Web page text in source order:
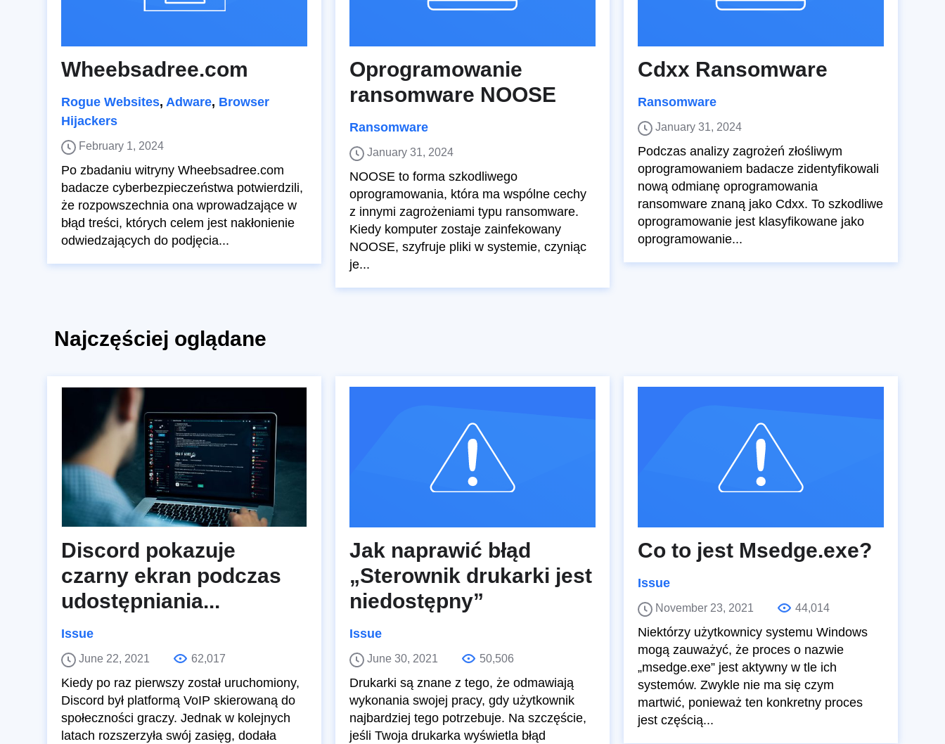
Wheebsadree.com
Rogue Websites, Adware, Browser
Hijackers
February 1, 2024
Po zbadaniu witryny Wheebsadree.com
badacze cyberbezpieczeństwa potwierdzili,
że rozpowszechnia ona wprowadzające w
błąd treści, których celem jest nakłonienie
odwiedzających do podjęcia...
Oprogramowanie
ransomware NOOSE
Ransomware
January 31, 2024
NOOSE to forma szkodliwego
oprogramowania, która ma wspólne cechy
z innymi zagrożeniami typu ransomware.
Kiedy komputer zostaje zainfekowany
NOOSE, szyfruje pliki w systemie, czyniąc
je...
Cdxx Ransomware
Ransomware
January 31, 2024
Podczas analizy zagrożeń złośliwym
oprogramowaniem badacze zidentyfikowali
nową odmianę oprogramowania
ransomware znaną jako Cdxx. To szkodliwe
oprogramowanie jest klasyfikowane jako
oprogramowanie...
Najczęściej oglądane
Discord pokazuje
czarny ekran podczas
udostępniania...
Issue
June 22, 2021 62,017
Kiedy po raz pierwszy został uruchomiony,
Discord był platformą VoIP skierowaną do
społeczności graczy. Jednak w kolejnych
latach rozszerzyła swój zasięg, dodała
Jak naprawić błąd
„Sterownik drukarki jest
niedostępny”
Issue
June 30, 2021 50,506
Drukarki są znane z tego, że odmawiają
wykonania swojej pracy, gdy użytkownik
najbardziej tego potrzebuje. Na szczęście,
jeśli Twoja drukarka wyświetla błąd
Co to jest Msedge.exe?
Issue
November 23, 2021 44,014
Niektórzy użytkownicy systemu Windows
mogą zauważyć, że proces o nazwie
„msedge.exe” jest aktywny w tle ich
systemów. Zwykle nie ma się czym
martwić, ponieważ ten konkretny proces
jest częścią...